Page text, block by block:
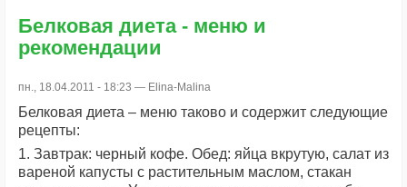
Белковая диета - меню и
рекомендации
пн., 18.04.2011 - 18:23 — Elina-Malina
Белковая диета – меню таково и содержит следующие
рецепты:
1. Завтрак: черный кофе. Обед: яйца вкрутую, салат из
вареной капусты с растительным маслом, стакан